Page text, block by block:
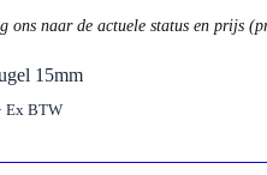
naar de actuele status en prijs
15mm
Ex BTW